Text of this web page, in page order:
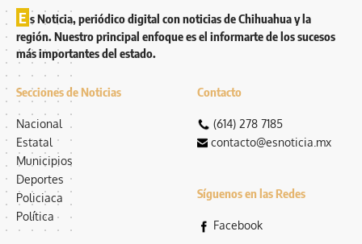
E s Noticia, periódico digital con noticias de Chihuahua y la
región. Nuestro principal enfoque es el informarte de los sucesos
más importantes del estado.
Secciones de Noticias
Nacional
Estatal
Municipios
Deportes
Policiaca
Política
Contacto
(614) 278 7185
contacto@esnoticia.mx
Síguenos en las Redes
Facebook